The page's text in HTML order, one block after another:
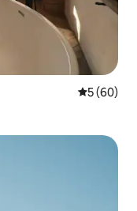
平均评分
5 (60)